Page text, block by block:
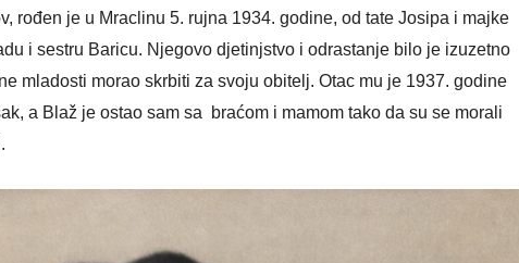
rođen je u Mraclinu 5. rujna 1934. godine, od tate Josipa i majke
i sestru Baricu. Njegovo djetinjstvo i odrastanje bilo je izuzetno
mladosti morao skrbiti za svoju obitelj. Otac mu je 1937. godine
a Blaž je ostao sam sa braćom i mamom tako da su se morali